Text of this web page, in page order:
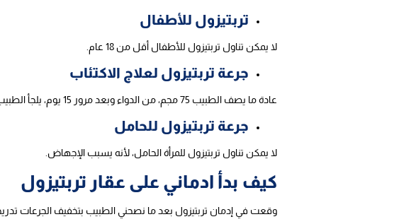
تربتيزول للأطفال
لا يمكن تناول تربتيزول للأطفال أقل من 18 عام.
جرعة تربتيزول لعلاج الاكتئاب
عادة ما يصف الطبيب 75 مجم، من الدواء وبعد مرور 15 يوم، يلجأ الطبيب إلى زيادة الجرعات، ولكن لا يمكن زيادتها عن 150 مجم في اليوم.
جرعة تربتيزول للحامل
لا يمكن تناول تربتيزول للمرأة الحامل، لأنه يسبب الإجهاض.
كيف بدأ ادماني على عقار تربتيزول
وقعت في إدمان تربتيزول بعد ما نصحني الطبيب بتخفيف الجرعات